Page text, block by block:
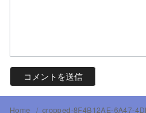
Home cropped-8F4B12AE-6A47-4DDB-